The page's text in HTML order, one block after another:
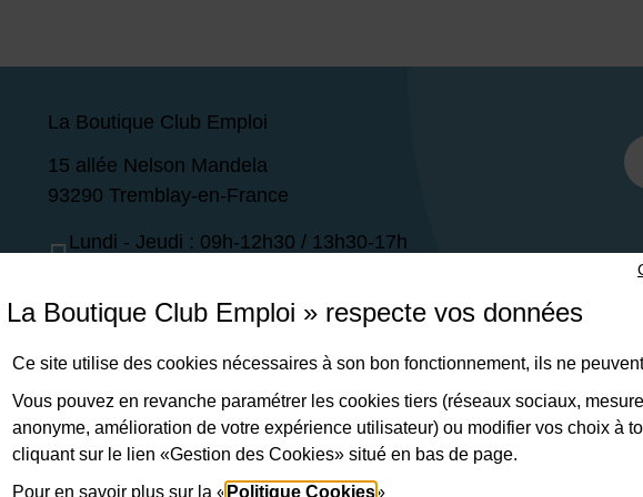
La Boutique Club Emploi » respecte vos données
Ce site utilise des cookies nécessaires à son bon fonctionnement, ils ne
Vous pouvez en revanche paramétrer les cookies tiers (réseaux sociaux,
anonyme, amélioration de votre expérience utilisateur) ou modifier vos choix à
cliquant sur le lien «Gestion des Cookies» situé en bas de page.
Pour en savoir plus sur la « Politique Cookies»
La Boutique Club Emploi
15 allée Nelson Mandela
93290 Tremblay-en-France
Lundi - Jeudi : 09h-12h30 / 13h30-17h
01 49 63 47 30
NOUS CONTACTER